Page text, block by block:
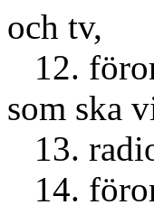
och tv,
12.
som ska
13.
14.